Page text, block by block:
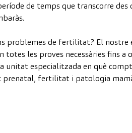
de temps que transcorre
problemes de fertilitat? El nostre
totes les proves necessàries fins
unitat especialitzada en què
prenatal, fertilitat i patologia